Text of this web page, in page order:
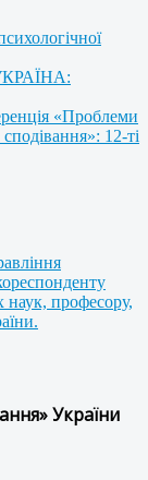
«Проблеми
12-ті
професору,
України